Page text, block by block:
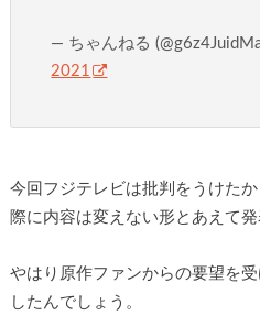
— ちゃんねる
2021
今回フジテレビは批判をうけた
際に内容は変えない形とあえて発
やはり原作ファンからの要望を
したんでしょう。